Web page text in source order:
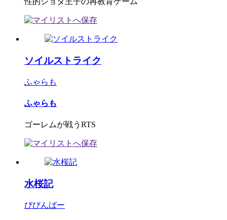
ソイルストライク
ふゃらも
ふゃらも
ゴーレムが戦うRTS
水桜記
びびんばー